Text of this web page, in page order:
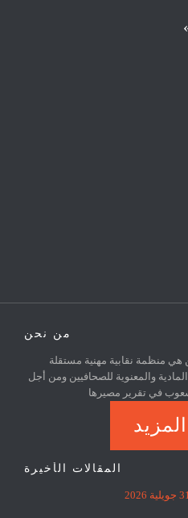
من نحن
هي منظمة نقابية مهنية مستقلة
والمعنوية للصحافيين ومن أجل
في تقرير مصيرها
المزيد
المقالات الأخيرة